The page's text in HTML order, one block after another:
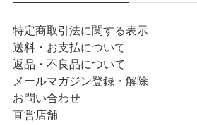
特定商取引法に関する表示
送料・お支払について
返品・不良品について
メールマガジン登録・解除
お問い合わせ
直営店舗